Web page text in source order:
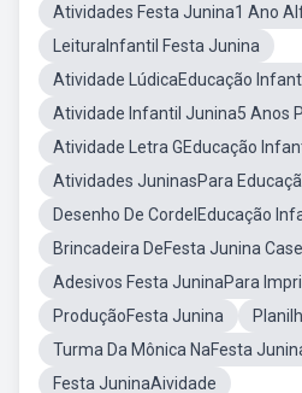
Atividades Festa Junina1 Ano
LeituraInfantil Festa Junina
Atividade LúdicaEducação
Atividade Infantil Junina5 Anos
Atividade Letra GEducação
Atividades JuninasPara
Desenho De CordelEducação
Brincadeira DeFesta Junina
Adesivos Festa JuninaPara
ProduçãoFesta Junina
Turma Da Mônica NaFesta
Festa JuninaAividade